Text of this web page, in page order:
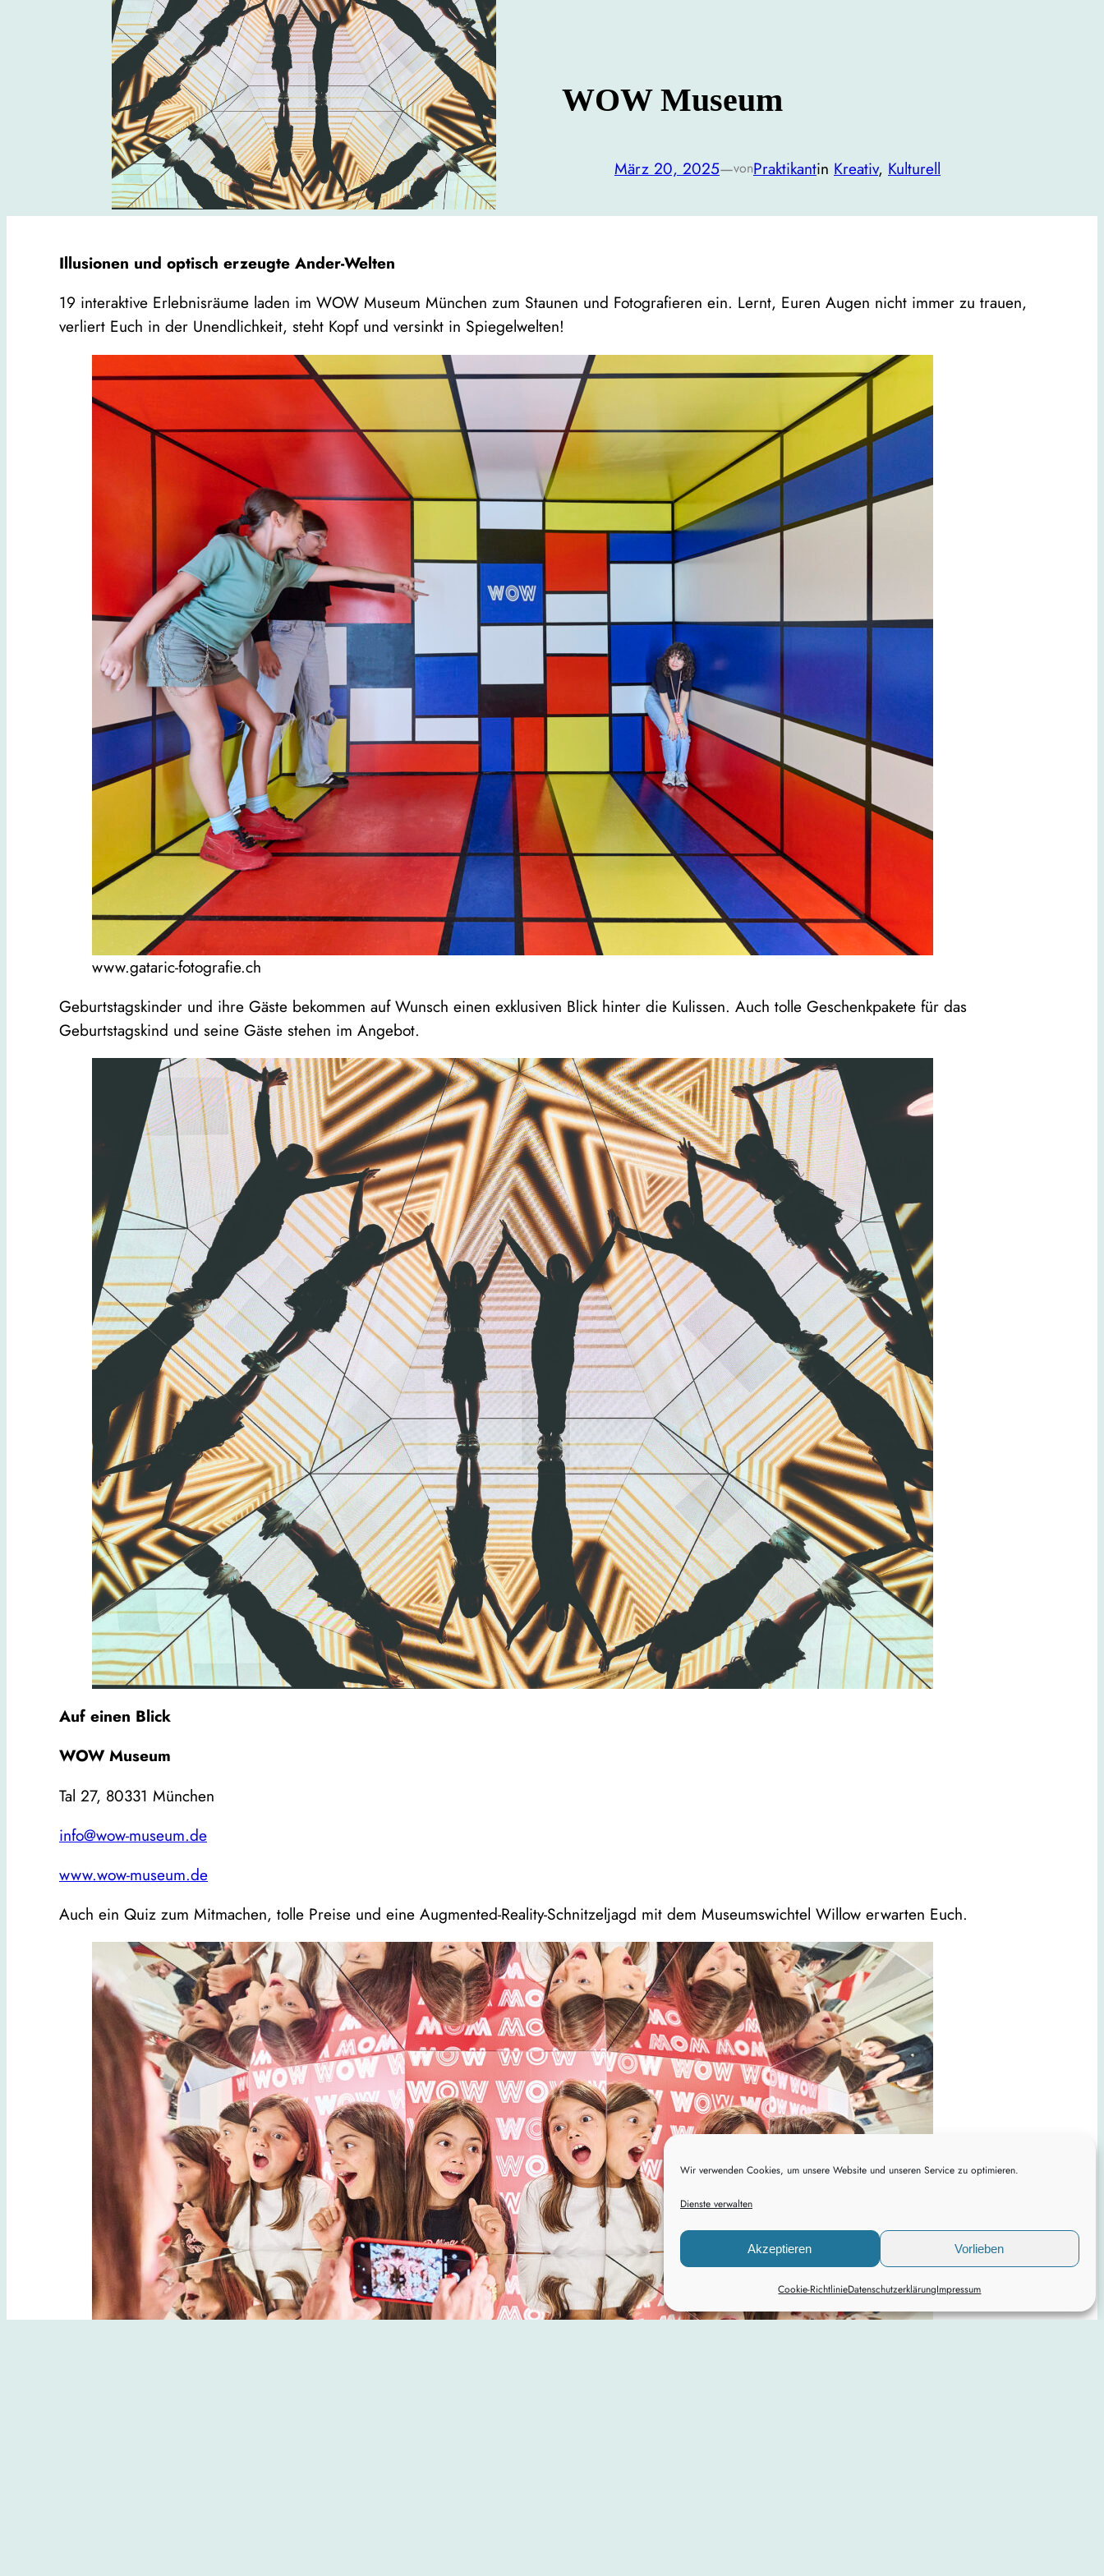
Wir verwenden Cookies, um unsere Website und unseren Service zu optimieren.
Dienste verwalten
Akzeptieren Vorlieben
Cookie-RichtlinieDatenschutzerklärungImpressum
WOW Museum
März 20, 2025—vonPraktikantin Kreativ, Kulturell
Illusionen und optisch erzeugte Ander-Welten
19 interaktive Erlebnisräume laden im WOW Museum München zum Staunen und Fotografieren ein. Lernt, Euren Augen nicht immer zu trauen,
verliert Euch in der Unendlichkeit, steht Kopf und versinkt in Spiegelwelten!
www.gataric-fotografie.ch
Geburtstagskinder und ihre Gäste bekommen auf Wunsch einen exklusiven Blick hinter die Kulissen. Auch tolle Geschenkpakete für das
Geburtstagskind und seine Gäste stehen im Angebot.
Auf einen Blick
WOW Museum
Tal 27, 80331 München
info@wow-museum.de
www.wow-museum.de
Auch ein Quiz zum Mitmachen, tolle Preise und eine Augmented-Reality-Schnitzeljagd mit dem Museumswichtel Willow erwarten Euch.